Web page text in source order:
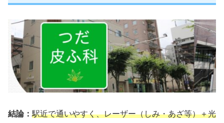
結論： 駅近で通いやすく、レーザー（しみ・あざ等）＋光